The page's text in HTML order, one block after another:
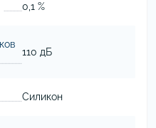
0,1 %
110 дБ
Силикон